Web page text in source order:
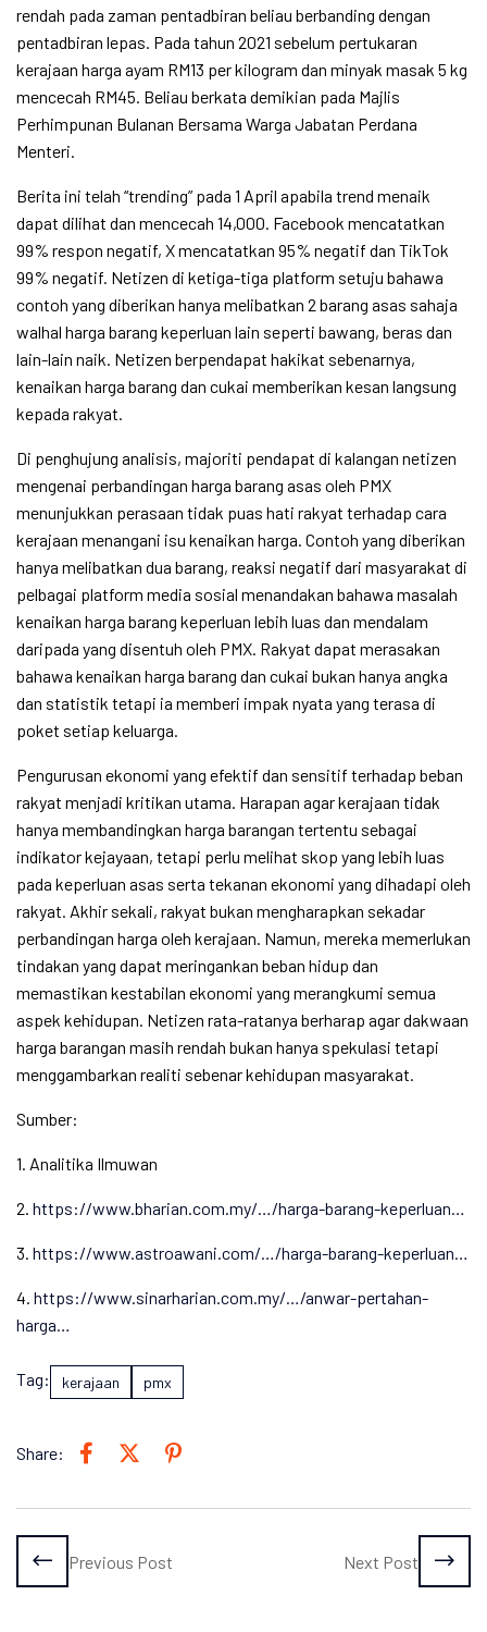
rendah pada zaman pentadbiran beliau berbanding dengan
pentadbiran lepas. Pada tahun 2021 sebelum pertukaran
kerajaan harga ayam RM13 per kilogram dan minyak masak 5 kg
mencecah RM45. Beliau berkata demikian pada Majlis
Perhimpunan Bulanan Bersama Warga Jabatan Perdana
Menteri.
Berita ini telah “trending” pada 1 April apabila trend menaik
dapat dilihat dan mencecah 14,000. Facebook mencatatkan
99% respon negatif, X mencatatkan 95% negatif dan TikTok
99% negatif. Netizen di ketiga-tiga platform setuju bahawa
contoh yang diberikan hanya melibatkan 2 barang asas sahaja
walhal harga barang keperluan lain seperti bawang, beras dan
lain-lain naik. Netizen berpendapat hakikat sebenarnya,
kenaikan harga barang dan cukai memberikan kesan langsung
kepada rakyat.
Di penghujung analisis, majoriti pendapat di kalangan netizen
mengenai perbandingan harga barang asas oleh PMX
menunjukkan perasaan tidak puas hati rakyat terhadap cara
kerajaan menangani isu kenaikan harga. Contoh yang diberikan
hanya melibatkan dua barang, reaksi negatif dari masyarakat di
pelbagai platform media sosial menandakan bahawa masalah
kenaikan harga barang keperluan lebih luas dan mendalam
daripada yang disentuh oleh PMX. Rakyat dapat merasakan
bahawa kenaikan harga barang dan cukai bukan hanya angka
dan statistik tetapi ia memberi impak nyata yang terasa di
poket setiap keluarga.
Pengurusan ekonomi yang efektif dan sensitif terhadap beban
rakyat menjadi kritikan utama. Harapan agar kerajaan tidak
hanya membandingkan harga barangan tertentu sebagai
indikator kejayaan, tetapi perlu melihat skop yang lebih luas
pada keperluan asas serta tekanan ekonomi yang dihadapi oleh
rakyat. Akhir sekali, rakyat bukan mengharapkan sekadar
perbandingan harga oleh kerajaan. Namun, mereka memerlukan
tindakan yang dapat meringankan beban hidup dan
memastikan kestabilan ekonomi yang merangkumi semua
aspek kehidupan. Netizen rata-ratanya berharap agar dakwaan
harga barangan masih rendah bukan hanya spekulasi tetapi
menggambarkan realiti sebenar kehidupan masyarakat.
Sumber:
1. Analitika Ilmuwan
2. https://www.bharian.com.my/…/harga-barang-keperluan…
3. https://www.astroawani.com/…/harga-barang-keperluan…
4. https://www.sinarharian.com.my/…/anwar-pertahan-
harga…
Tag: kerajaan pmx
Share:
Previous Post Next Post